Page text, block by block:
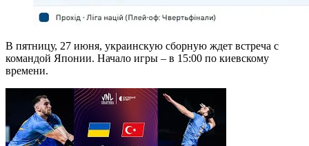
В пятницу, 27 июня, украинскую сборную ждет встреча с
командой Японии. Начало игры – в 15:00 по киевскому
времени.